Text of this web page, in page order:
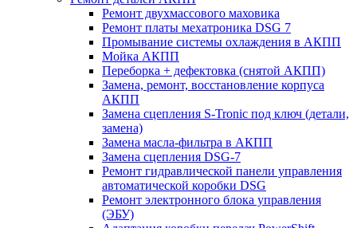
Ремонт двухмассового маховика
Ремонт платы мехатроника DSG 7
Промывание системы охлаждения в АКПП
Мойка АКПП
Переборка + дефектовка (снятой АКПП)
Замена, ремонт, восстановление корпуса
АКПП
Замена сцепления S-Tronic под ключ (детали,
замена)
Замена масла-фильтра в АКПП
Замена сцепления DSG-7
Ремонт гидравлической панели управления
автоматической коробки DSG
Ремонт электронного блока управления
(ЭБУ)